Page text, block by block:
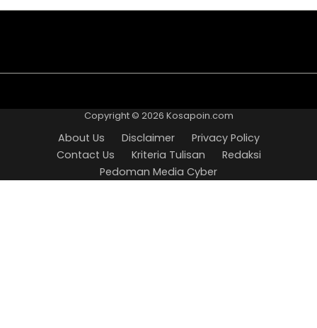
Us
Policy
Us
Tulisan
Media
Copyright © 2026 Kosapoin.com
About Us Disclaimer
Privacy Policy
Contact Us
Kriteria Tulisan
Redaksi
Pedoman Media Cyber